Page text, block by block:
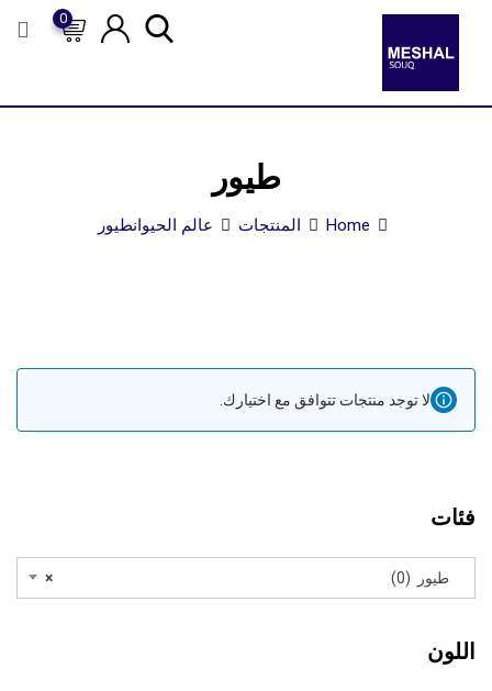
0
طيور
Home المنتجات عالم الحيوانطيور
لا توجد منتجات تتوافق مع اختيارك.
فئات
× طيور (0)
اللون